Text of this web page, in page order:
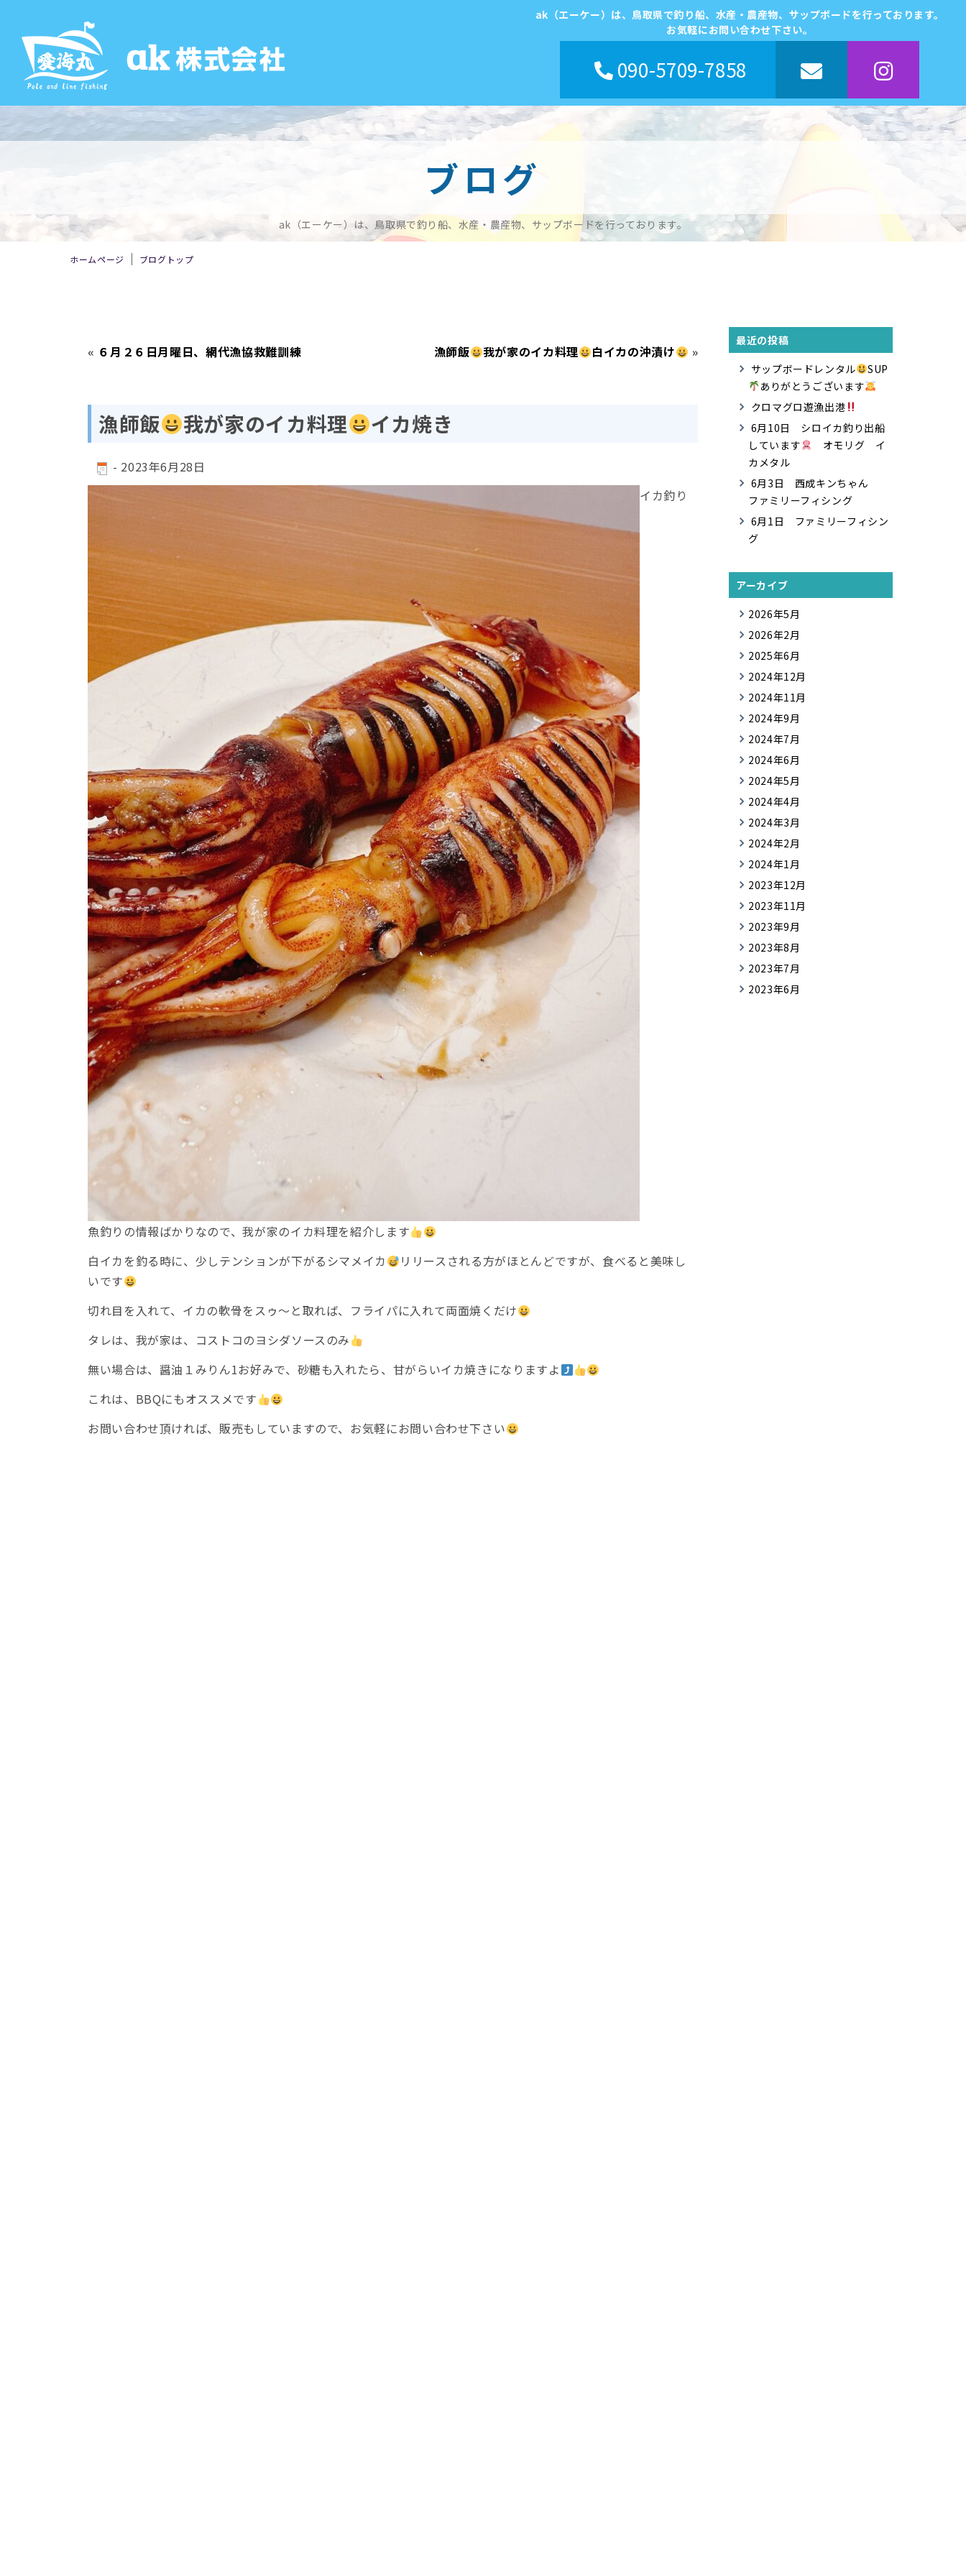
ak（エーケー）は、鳥取県で釣り船、水産・農産物、サップボードを行っております。
お気軽にお問い合わせ下さい。
090-5709-7858
ブログ
ak（エーケー）は、鳥取県で釣り船、水産・農産物、サップボードを行っております。
ホームページ ブログトップ
« ６月２６日月曜日、網代漁協救難訓練 漁師飯 我が家のイカ料理 白イカの沖漬け »
漁師飯 我が家のイカ料理 イカ焼き
- 2023年6月28日
イカ釣り
魚釣りの情報ばかりなので、我が家のイカ料理を紹介します
白イカを釣る時に、少しテンションが下がるシマメイカ
リリースされる方がほとんどですが、食べると美味し
いです
切れ目を入れて、イカの軟骨をスゥ～と取れば、フライパに入れて両面焼くだけ
タレは、我が家は、コストコのヨシダソースのみ
無い場合は、醤油１みりん1お好みで、砂糖も入れたら、甘がらいイカ焼きになりますよ
これは、BBQにもオススメです
お問い合わせ頂ければ、販売もしていますので、お気軽にお問い合わせ下さい
最近の投稿
サップボードレンタル
SUP
ありがとうございます
クロマグロ遊漁出港
6月10日 シロイカ釣り出船
しています
オモリグ イ
カメタル
6月3日 西成キンちゃん
ファミリーフィシング
6月1日 ファミリーフィシン
グ
アーカイブ
2026年5月
2026年2月
2025年6月
2024年12月
2024年11月
2024年9月
2024年7月
2024年6月
2024年5月
2024年4月
2024年3月
2024年2月
2024年1月
2023年12月
2023年11月
2023年9月
2023年8月
2023年7月
2023年6月